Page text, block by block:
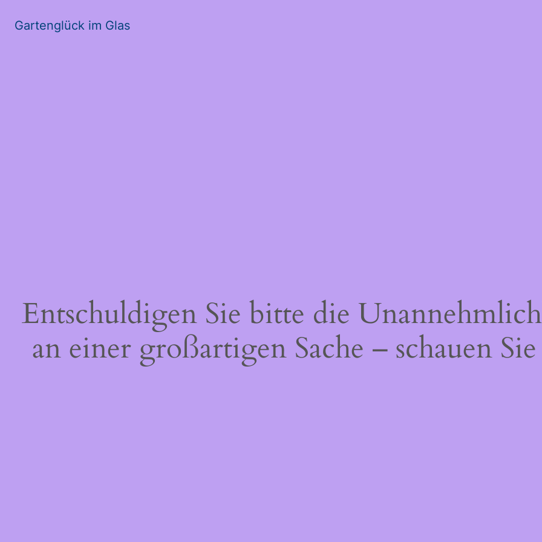
Gartenglück im Glas
Entschuldigen Sie bitte die
an einer großartigen Sache – schauen